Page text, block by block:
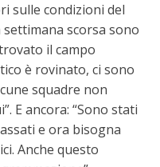
sulle condizioni del
settimana scorsa sono
il campo
è rovinato, ci sono
squadre non
E ancora: “Sono stati
e ora bisogna
Anche questo